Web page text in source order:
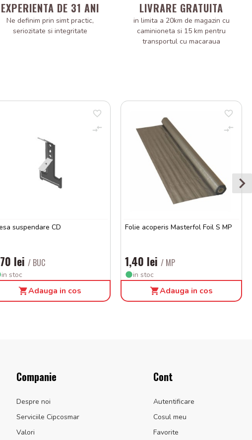
EXPERIENTA DE 31 ANI
Ne definim prin simt practic,
seriozitate si integritate
LIVRARE GRATUITA
in limita a 20km de magazin cu
caminioneta si 15 km pentru
transportul cu macaraua
suspendare CD
lei / BUC
in stoc
Adauga in cos
Folie acoperis Masterfol Foil S MP
1,40 lei / MP
in stoc
Adauga in cos
Companie
Despre noi
Serviciile Cipcosmar
Valori
Cont
Autentificare
Cosul meu
Favorite